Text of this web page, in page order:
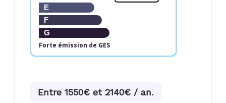
E
F
G
Forte émission de GES
Entre 1550€ et 2140€ / an.